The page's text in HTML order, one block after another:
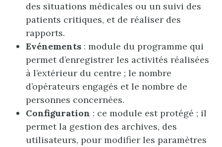
des situations médicales ou un suivi des
patients critiques, et de réaliser des
rapports.
Evénements : module du programme qui
permet d’enregistrer les activités réalisées
à l’extérieur du centre ; le nombre
d’opérateurs engagés et le nombre de
personnes concernées.
Configuration : ce module est protégé ; il
permet la gestion des archives, des
utilisateurs, pour modifier les paramètres